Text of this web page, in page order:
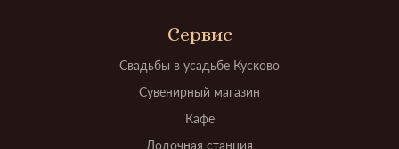
Сервис
Свадьбы в усадьбе Кусково
Сувенирный магазин
Кафе
Лодочная станция